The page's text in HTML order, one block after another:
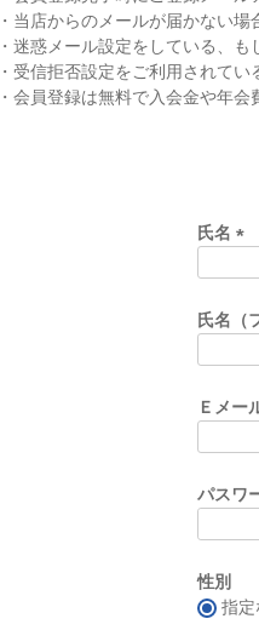
・当店からのメールが届かない
・迷惑メール設定をしている、
・受信拒否設定をご利用されて
・会員登録は無料で入会金や年会
氏名
須
)
氏名（
Ｅメー
パスワ
性別
指定